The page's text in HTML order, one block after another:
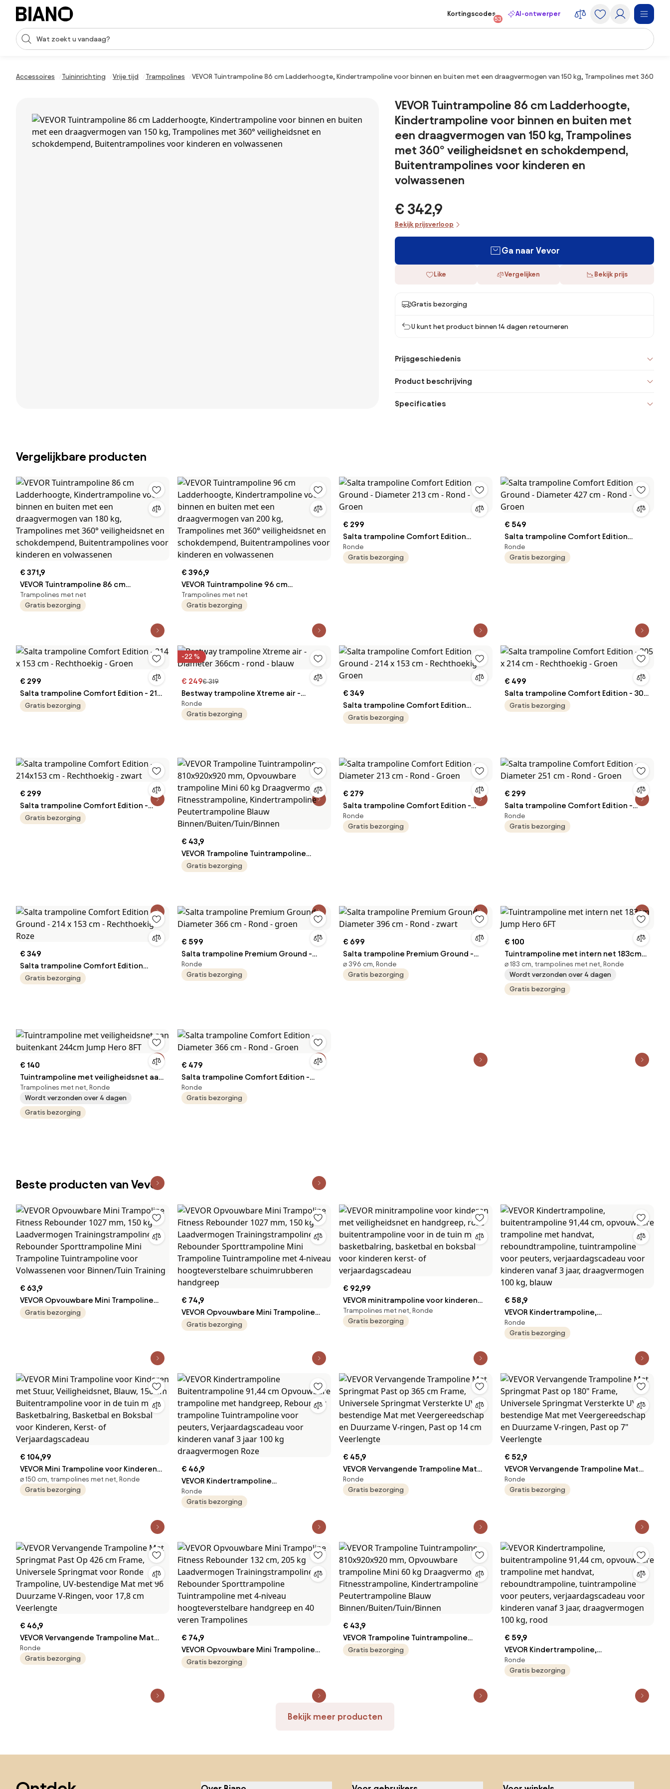
Navigatie overslaan, naar inhoud springen
Zoekopdracht invoeren
Kortingscodes
53
AI-ontwerper
Accessoires Tuininrichting Vrije tijd Trampolines VEVOR Tuintrampoline 86 cm Ladderhoogte, Kindertrampoline voor binnen en buiten met een draagvermogen van 150 kg, Trampolines met 360°
VEVOR Tuintrampoline 86 cm Ladderhoogte,
Kindertrampoline voor binnen en buiten met
een draagvermogen van 150 kg, Trampolines
met 360° veiligheidsnet en schokdempend,
Buitentrampolines voor kinderen en
volwassenen
€ 342,9
Bekijk prijsverloop
Ga naar Vevor
Like Vergelijken Bekijk prijs
Gratis bezorging
U kunt het product binnen 14 dagen retourneren
Prijsgeschiedenis
Product beschrijving
Specificaties
Vergelijkbare producten
€ 371,9
VEVOR Tuintrampoline 86 cm
Ladderhoogte, Kindertrampoline voor
binnen en buiten met een
Trampolines met 360° veiligheidsnet
en schokdempend, Buitentrampolines
voor kinderen en volwassenen
Trampolines met net
Gratis bezorging
€ 396,9
VEVOR Tuintrampoline 96 cm
Ladderhoogte, Kindertrampoline voor
binnen en buiten met een
Trampolines met 360° veiligheidsnet
en schokdempend, Buitentrampolines
voor kinderen en volwassenen
Trampolines met net
Gratis bezorging
€ 299
Salta trampoline Comfort Edition
Ground - Diameter 213 cm - Rond -
Groen
Ronde
Gratis bezorging
€ 549
Salta trampoline Comfort Edition
Ground - Diameter 427 cm - Rond -
Groen
Ronde
Gratis bezorging
€ 299
Salta trampoline Comfort Edition - 214
x 153 cm - Rechthoekig - Groen
Gratis bezorging
-22 %
€ 249€ 319
Bestway trampoline Xtreme air -
Diameter 366cm - rond - blauw
Ronde
Gratis bezorging
€ 349
Salta trampoline Comfort Edition
Ground - 214 x 153 cm - Rechthoekig -
Gratis bezorging
€ 499
Salta trampoline Comfort Edition - 305
x 214 cm - Rechthoekig - Groen
Gratis bezorging
€ 299
Salta trampoline Comfort Edition -
214x153 cm - Rechthoekig - zwart
Gratis bezorging
€ 43,9
VEVOR Trampoline Tuintrampoline
810x920x920 mm, Opvouwbare
Binnen/Buiten/Tuin/Binnen
Gratis bezorging
€ 279
Salta trampoline Comfort Edition -
Diameter 213 cm - Rond - Groen
Ronde
Gratis bezorging
€ 299
Salta trampoline Comfort Edition -
Diameter 251 cm - Rond - Groen
Ronde
Gratis bezorging
€ 349
Salta trampoline Comfort Edition
Ground - 214 x 153 cm - Rechthoekig -
Gratis bezorging
€ 599
Salta trampoline Premium Ground -
Diameter 366 cm - Rond - groen
Ronde
Gratis bezorging
€ 699
Salta trampoline Premium Ground -
Diameter 396 cm - Rond - zwart
⌀ 396 cm, Ronde
Gratis bezorging
€ 100
Tuintrampoline met intern net 183cm
Jump Hero 6FT
⌀ 183 cm, trampolines met net, Ronde
Wordt verzonden over 4 dagen
Gratis bezorging
€ 140
Tuintrampoline met veiligheidsnet aan
buitenkant 244cm Jump Hero 8FT
Trampolines met net, Ronde
Wordt verzonden over 4 dagen
Gratis bezorging
€ 479
Salta trampoline Comfort Edition -
Diameter 366 cm - Rond - Groen
Ronde
Gratis bezorging
Beste producten van Vevor
€ 63,9
VEVOR Opvouwbare Mini Trampoline
Fitness Rebounder 1027 mm, 150 kg
Volwassenen voor Binnen/Tuin Training
Gratis bezorging
€ 74,9
VEVOR Opvouwbare Mini Trampoline
Fitness Rebounder 1027 mm, 150 kg
niveau hoogteverstelbare
schuimrubberen handgreep
Gratis bezorging
€ 92,99
VEVOR minitrampoline voor kinderen
met veiligheidsnet en handgreep, roze
buitentrampoline voor in de tuin met
Trampolines met net, Ronde
Gratis bezorging
€ 58,9
VEVOR Kindertrampoline,
buitentrampoline 91,44 cm,
opvouwbare trampoline met handvat,
voor peuters, verjaardagscadeau voor
kinderen vanaf 3 jaar, draagvermogen
100 kg, blauw
Ronde
Gratis bezorging
€ 104,99
VEVOR Mini Trampoline voor Kinderen
met Stuur, Veiligheidsnet, Blauw, 150
cm Buitentrampoline voor in de tuin
⌀ 150 cm, trampolines met net, Ronde
Gratis bezorging
€ 46,9
VEVOR Kindertrampoline
Buitentrampoline 91,44 cm
Opvouwbare trampoline met
Verjaardagscadeau voor kinderen
vanaf 3 jaar 100 kg draagvermogen
Roze
Ronde
Gratis bezorging
€ 45,9
VEVOR Vervangende Trampoline Mat
Springmat Past op 365 cm Frame,
Universele Springmat Versterkte UV-
Ronde
Gratis bezorging
€ 52,9
VEVOR Vervangende Trampoline Mat
Springmat Past op 180" Frame,
Universele Springmat Versterkte UV-
Ronde
Gratis bezorging
€ 46,9
VEVOR Vervangende Trampoline Mat
Springmat Past Op 426 cm Frame,
Universele Springmat voor Ronde
Ronde
Gratis bezorging
€ 74,9
VEVOR Opvouwbare Mini Trampoline
Fitness Rebounder 132 cm, 205 kg
Gratis bezorging
€ 43,9
VEVOR Trampoline Tuintrampoline
810x920x920 mm, Opvouwbare
Gratis bezorging
€ 59,9
VEVOR Kindertrampoline,
buitentrampoline 91,44 cm,
opvouwbare trampoline met handvat,
voor peuters, verjaardagscadeau voor
Ronde
Gratis bezorging
Bekijk meer producten